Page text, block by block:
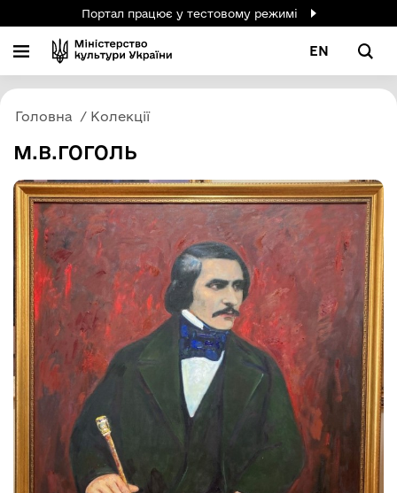
Портал працює у тестовому режимі
EN
Головна Колекції
М.В.ГОГОЛЬ